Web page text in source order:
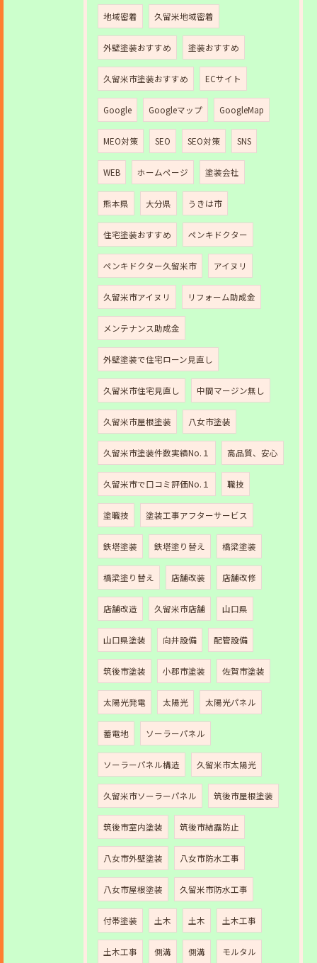
地域密着 久留米地域密着
外壁塗装おすすめ 塗装おすすめ
久留米市塗装おすすめ ECサイト
Google Googleマップ GoogleMap
MEO対策 SEO SEO対策 SNS
WEB ホームページ 塗装会社
熊本県 大分県 うきは市
住宅塗装おすすめ ペンキドクター
ペンキドクター久留米市 アイヌリ
久留米市アイヌリ リフォーム助成金
メンテナンス助成金
外壁塗装で住宅ローン見直し
久留米市住宅見直し 中間マージン無し
久留米市屋根塗装 八女市塗装
久留米市塗装件数実績No.１ 高品質、安心
久留米市で口コミ評価No.１ 職技
塗職技 塗装工事アフターサービス
鉄塔塗装 鉄塔塗り替え 橋梁塗装
橋梁塗り替え 店舗改装 店舗改修
店舗改造 久留米市店舗 山口県
山口県塗装 向井設備 配管設備
筑後市塗装 小郡市塗装 佐賀市塗装
太陽光発電 太陽光 太陽光パネル
蓄電地 ソーラーパネル
ソーラーパネル構造 久留米市太陽光
久留米市ソーラーパネル 筑後市屋根塗装
筑後市室内塗装 筑後市結露防止
八女市外壁塗装 八女市防水工事
八女市屋根塗装 久留米市防水工事
付帯塗装 土木 土木 土木工事
土木工事 側溝 側溝 モルタル